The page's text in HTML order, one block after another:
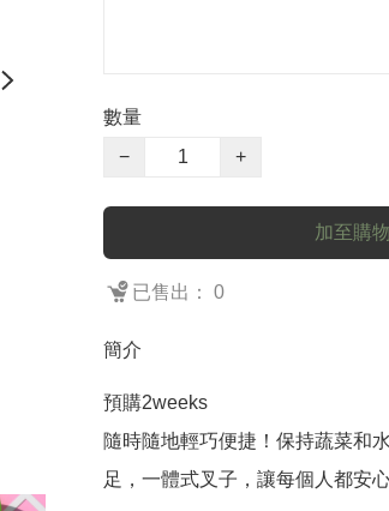
數量
−
+
加至購
已售出： 0
簡介
預購2weeks
隨時隨地輕巧便捷！保持蔬菜和
足，一體式叉子，讓每個人都安